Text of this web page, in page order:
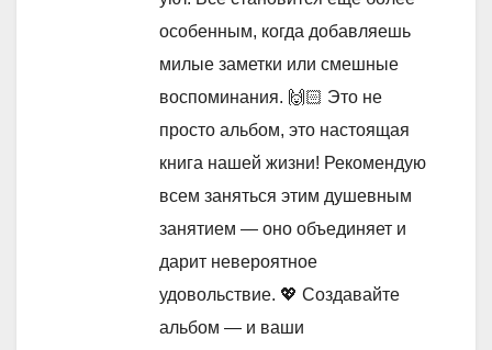
особенным, когда добавляешь
милые заметки или смешные
воспоминания. 🙌🏻 Это не
просто альбом, это настоящая
книга нашей жизни! Рекомендую
всем заняться этим душевным
занятием — оно объединяет и
дарит невероятное
удовольствие. 💖 Создавайте
альбом — и ваши